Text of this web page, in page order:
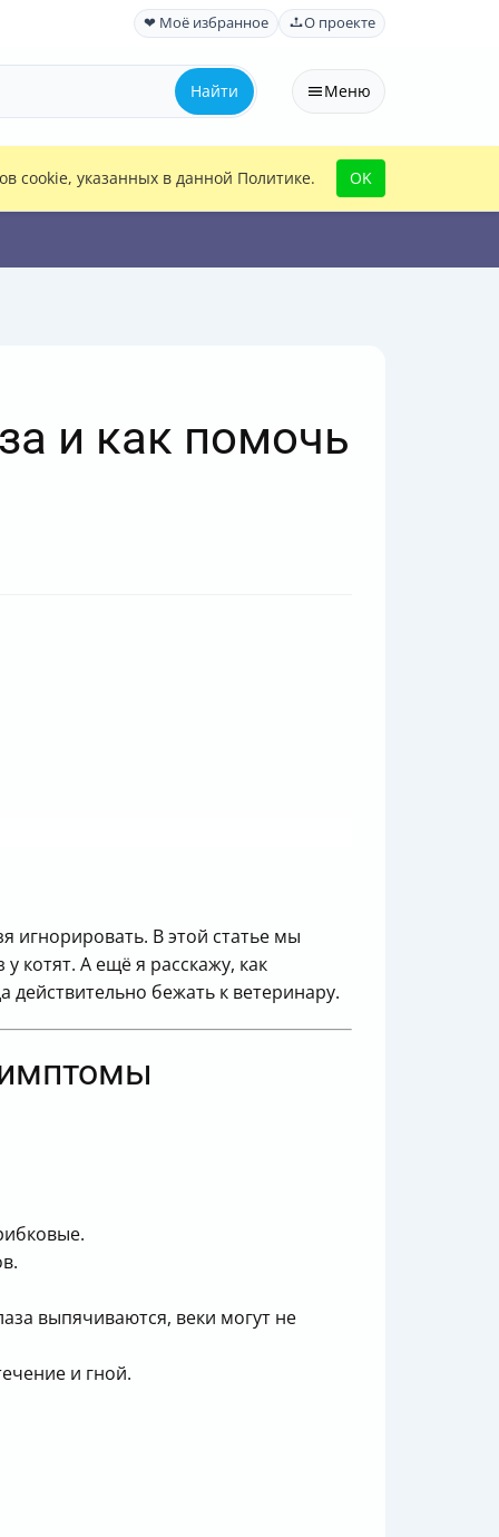
❤ Моё избранное О проекте
Найти Меню
cookie, указанных в данной Политике. OK
и как помочь
игнорировать. В этой статье мы
котят. А ещё я расскажу, как
бежать к ветеринару.
выпячиваются, веки могут не
и гной.